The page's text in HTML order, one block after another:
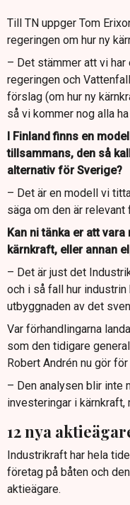
Till TN uppger Tom
regeringen om hur ny
– Det stämmer att vi
regeringen och
förslag (om hur ny
så vi kommer nog alla
I Finland finns en
tillsammans, den så
alternativ för Sverige?
– Det är en modell vi
säga om den är
Kan ni tänka er att
kärnkraft, eller annan
– Det är just det
och i så fall hur
utbyggnaden av det
Var förhandlingarna
som den tidigare
Robert Andrén nu gör
– Den analysen blir inte
investeringar i kärnkraft,
12 nya
Industrikraft har hela
företag på båten och
aktieägare.